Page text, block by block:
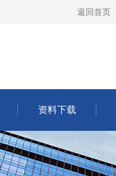
返回首页
资料下载